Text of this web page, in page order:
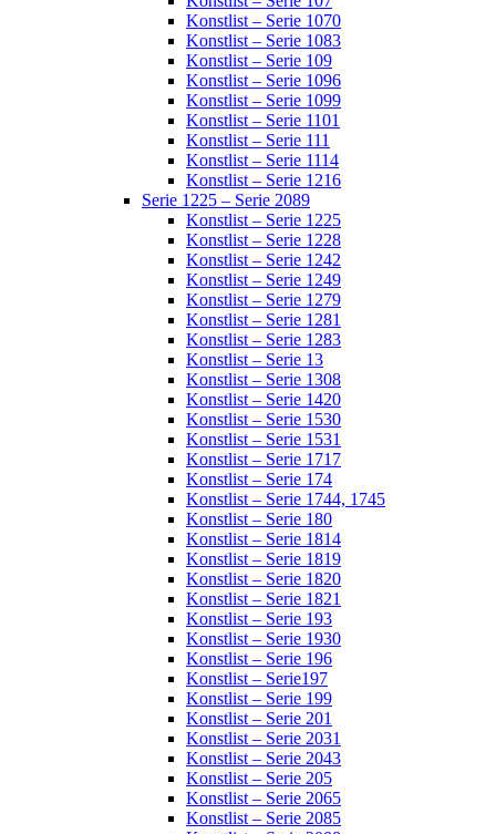
Konstlist – Serie 1070
Konstlist – Serie 1083
Konstlist – Serie 109
Konstlist – Serie 1096
Konstlist – Serie 1099
Konstlist – Serie 1101
Konstlist – Serie 111
Konstlist – Serie 1114
Konstlist – Serie 1216
Serie 1225 – Serie 2089
Konstlist – Serie 1225
Konstlist – Serie 1228
Konstlist – Serie 1242
Konstlist – Serie 1249
Konstlist – Serie 1279
Konstlist – Serie 1281
Konstlist – Serie 1283
Konstlist – Serie 13
Konstlist – Serie 1308
Konstlist – Serie 1420
Konstlist – Serie 1530
Konstlist – Serie 1531
Konstlist – Serie 1717
Konstlist – Serie 174
Konstlist – Serie 1744, 1745
Konstlist – Serie 180
Konstlist – Serie 1814
Konstlist – Serie 1819
Konstlist – Serie 1820
Konstlist – Serie 1821
Konstlist – Serie 193
Konstlist – Serie 1930
Konstlist – Serie 196
Konstlist – Serie197
Konstlist – Serie 199
Konstlist – Serie 201
Konstlist – Serie 2031
Konstlist – Serie 2043
Konstlist – Serie 205
Konstlist – Serie 2065
Konstlist – Serie 2085